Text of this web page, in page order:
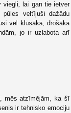
viegli, lai gan tie ietver
pūles veltījuši dažādu
vēl klusāka, drošāka
jo ir uzlabota arī
mēs atzīmējām, ka šī
ir tehnisko emociju